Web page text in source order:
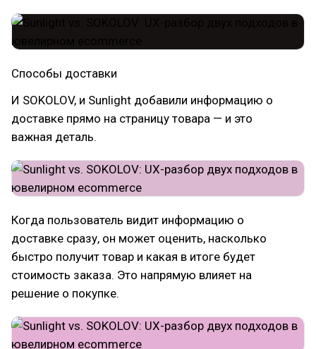
Способы доставки
И SOKOLOV, и Sunlight добавили информацию о
доставке прямо на страницу товара — и это
важная деталь.
Когда пользователь видит информацию о
доставке сразу, он может оценить, насколько
быстро получит товар и какая в итоге будет
стоимость заказа. Это напрямую влияет на
решение о покупке.